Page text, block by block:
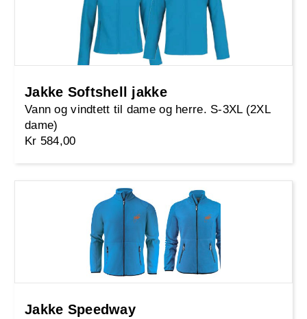
Jakke Softshell jakke
Vann og vindtett til dame og herre. S-3XL (2XL
dame)
Kr 584,00
Jakke Speedway